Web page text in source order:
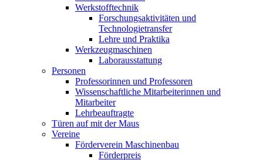
Werkstofftechnik
Forschungsaktivitäten und
Technologietransfer
Lehre und Praktika
Werkzeugmaschinen
Laborausstattung
Personen
Professorinnen und Professoren
Wissenschaftliche Mitarbeiterinnen und
Mitarbeiter
Lehrbeauftragte
Türen auf mit der Maus
Vereine
Förderverein Maschinenbau
Förderpreis